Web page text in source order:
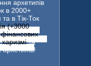
архетипів
в 2000+
та в Тік-Ток
(+3000
та
архетипів!